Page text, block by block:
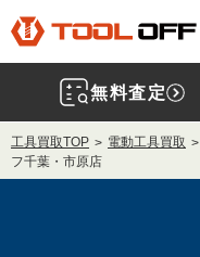
無料査定
工具買取TOP 電動工具買取
フ千葉・市原店